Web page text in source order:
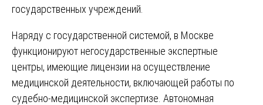
государственных учреждений.
Наряду с государственной системой, в Москве
функционируют негосударственные экспертные
центры, имеющие лицензии на осуществление
медицинской деятельности, включающей работы по
судебно-медицинской экспертизе. Автономная